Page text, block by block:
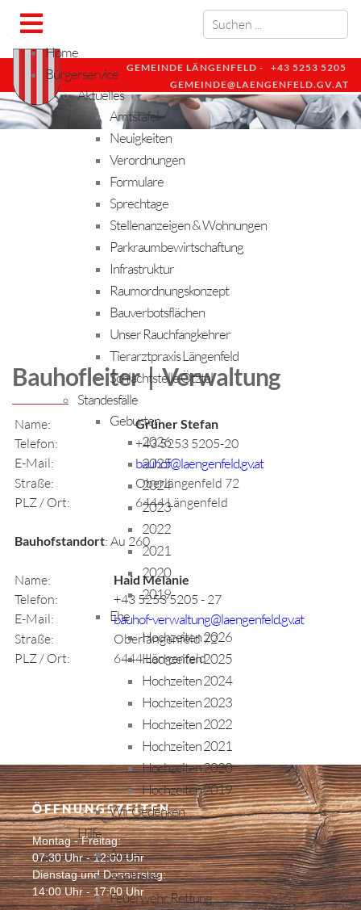
GEMEINDE LÄNGENFELD - +43 5253 5205
GEMEINDE@LAENGENFELD.GV.AT
Home
Bürgerservice
Aktuelles
Amtstafel
Neuigkeiten
Verordnungen
Formulare
Sprechtage
Stellenanzeigen & Wohnungen
Parkraumbewirtschaftung
Infrastruktur
Raumordnungskonzept
Bauverbotsflächen
Unser Rauchfangkehrer
Tierarztpraxis Längenfeld
Schlachtstelle Ötztal
Standesfälle
Geburten
2026
2025
2024
2023
2022
2021
2020
2019
Ehe
Hochzeiten 2026
Hochzeiten 2025
Hochzeiten 2024
Hochzeiten 2023
Hochzeiten 2022
Hochzeiten 2021
Hochzeiten 2020
Hochzeiten 2019
Wir Gedenken
Hilfe
Ärzte
Apotheke
Feuerwehr, Rettung
Bauhofleiter | Verwaltung
Name: Grüner Stefan
Telefon:
+43 5253 5205-20
E-Mail:
bauhof@laengenfeld.gv.at
Straße:
Oberlängenfeld 72
PLZ / Ort:
6444 Längenfeld
Bauhofstandort: Au 260
Name: Haid Melanie
Telefon:
+43 5253 5205 - 27
E-Mail:
bauhof-verwaltung@laengenfeld.gv.at
Straße:
Oberlängenfeld 72
PLZ / Ort:
6444 Längenfeld
ÖFFNUNGSZEITEN
Montag - Freitag:
07:30 Uhr - 12:00 Uhr
Dienstag und Donnerstag:
14:00 Uhr - 17:00 Uhr